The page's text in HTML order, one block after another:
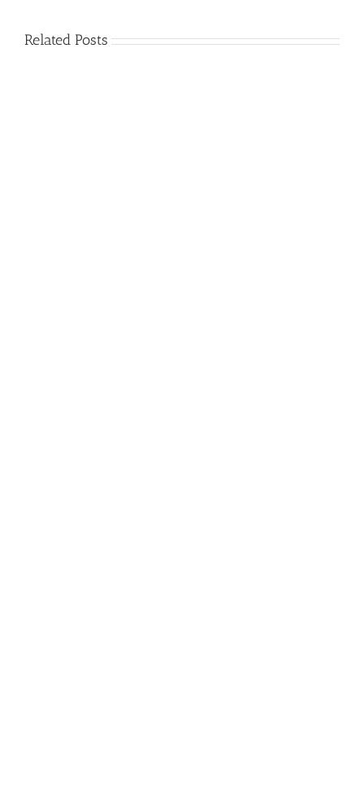
Related Posts